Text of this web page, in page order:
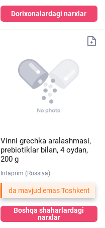
Dorixonalardagi narxlar
Vinni grechka aralashmasi,
prebiotiklar bilan, 4 oydan,
200 g
Infaprim (Rossiya)
da mavjud emas Toshkent
Boshqa shaharlardagi
narxlar